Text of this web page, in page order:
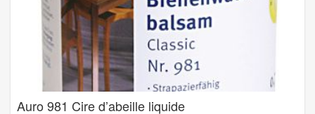
Auro 981 Cire d’abeille liquide